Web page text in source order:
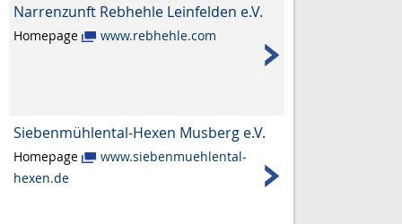
Narrenzunft Rebhehle Leinfelden e.V.
Homepage www.rebhehle.com
Siebenmühlental-Hexen Musberg e.V.
Homepage
www.siebenmuehlental-
hexen.de